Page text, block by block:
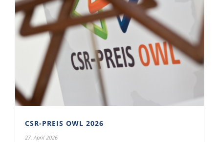
CSR-PREIS OWL 2026
27. April 2026